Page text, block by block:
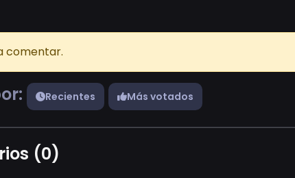
comentar.
Recientes Más votados
(0)